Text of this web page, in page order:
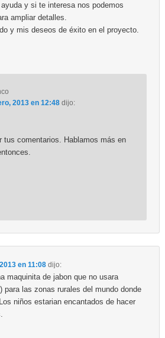
y si te interesa nos podemos
ampliar detalles.
y mis deseos de éxito en el proyecto.
2013 en 12:48 dijo:
tus comentarios. Hablamos más en
en 11:08 dijo:
maquinita de jabon que no usara
para las zonas rurales del mundo donde
niños estarian encantados de hacer